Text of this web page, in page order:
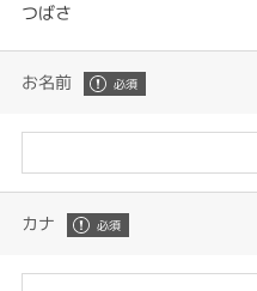
つばさ
お名前
カナ